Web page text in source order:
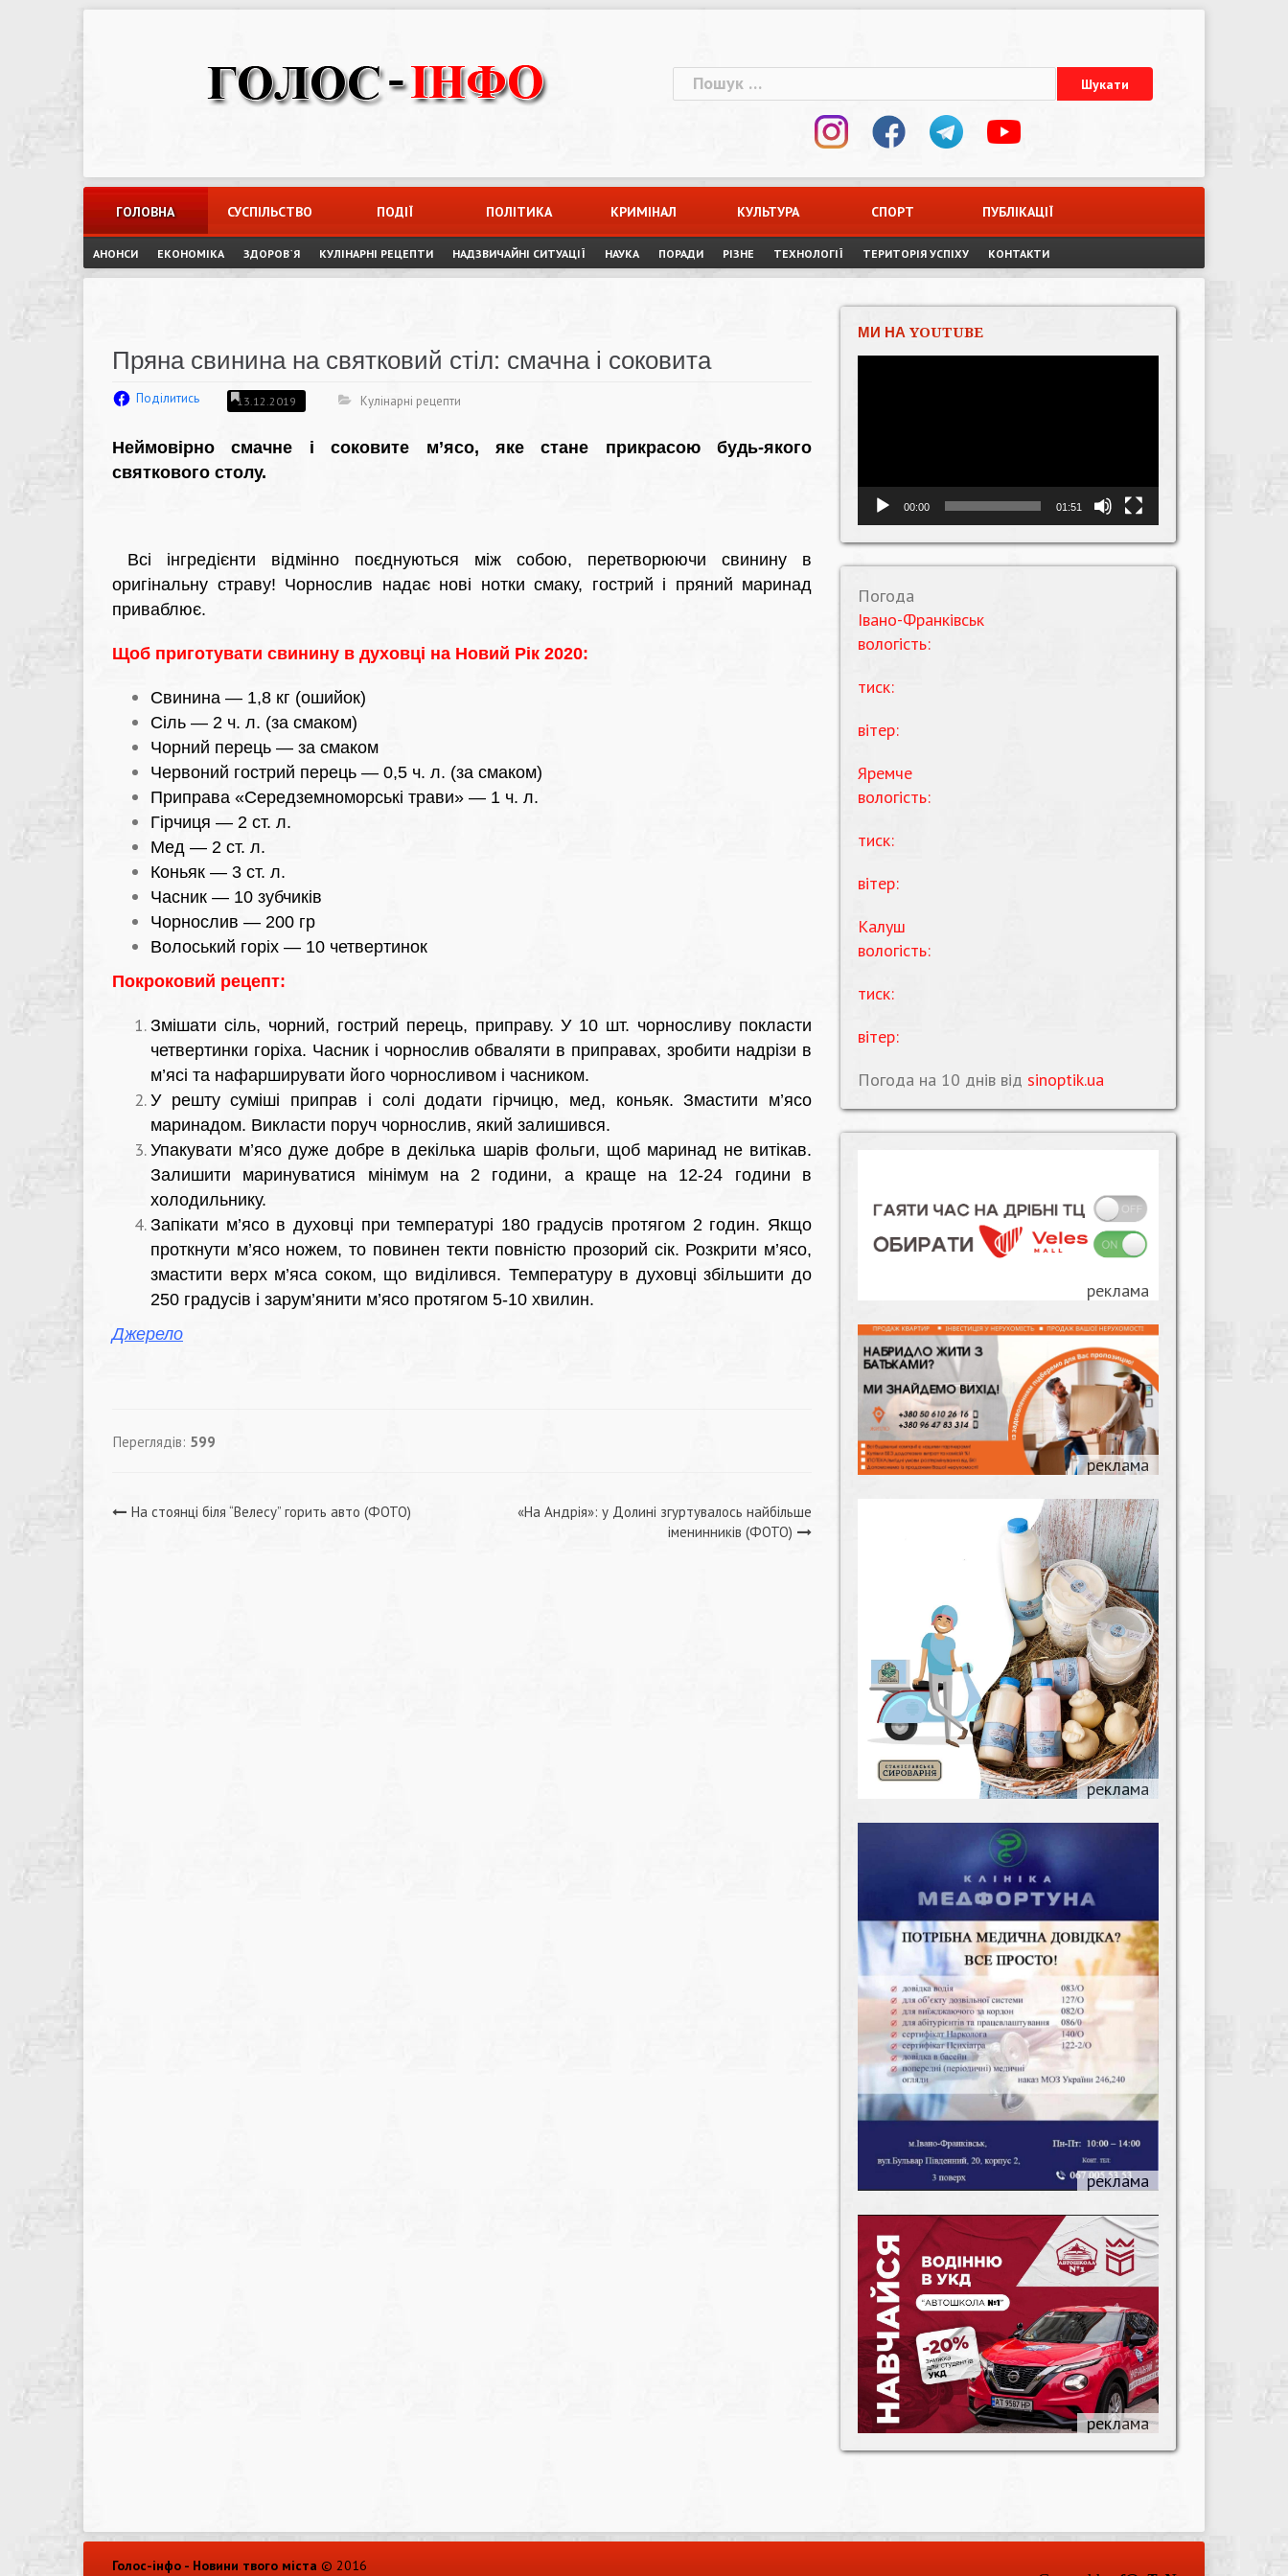
Пошук:
ГОЛОВНА СУСПІЛЬСТВО ПОДІЇ ПОЛІТИКА КРИМІНАЛ КУЛЬТУРА СПОРТ ПУБЛІКАЦІЇ
АНОНСИ ЕКОНОМІКА ЗДОРОВ`Я КУЛІНАРНІ РЕЦЕПТИ НАДЗВИЧАЙНІ СИТУАЦІЇ НАУКА ПОРАДИ РІЗНЕ ТЕХНОЛОГІЇ ТЕРИТОРІЯ УСПІХУ КОНТАКТИ
Пряна свинина на святковий стіл: смачна і соковита
Поділитись 13.12.2019 Кулінарні рецепти
Неймовірно смачне і соковите м’ясо, яке стане прикрасою будь-якого
святкового столу.
Всі інгредієнти відмінно поєднуються між собою, перетворюючи свинину в
оригінальну страву! Чорнослив надає нові нотки смаку, гострий і пряний маринад
приваблює.
Щоб приготувати свинину в духовці на Новий Рік 2020:
Свинина — 1,8 кг (ошийок)
Сіль — 2 ч. л. (за смаком)
Чорний перець — за смаком
Червоний гострий перець — 0,5 ч. л. (за смаком)
Приправа «Середземноморські трави» — 1 ч. л.
Гірчиця — 2 ст. л.
Мед — 2 ст. л.
Коньяк — 3 ст. л.
Часник — 10 зубчиків
Чорнослив — 200 гр
Волоський горіх — 10 четвертинок
Покроковий рецепт:
Змішати сіль, чорний, гострий перець, приправу. У 10 шт. чорносливу покласти
четвертинки горіха. Часник і чорнослив обваляти в приправах, зробити надрізи в
м’ясі та нафарширувати його чорносливом і часником.
У решту суміші приправ і солі додати гірчицю, мед, коньяк. Змастити м’ясо
маринадом. Викласти поруч чорнослив, який залишився.
Упакувати м’ясо дуже добре в декілька шарів фольги, щоб маринад не витікав.
Залишити маринуватися мінімум на 2 години, а краще на 12-24 години в
холодильнику.
Запікати м’ясо в духовці при температурі 180 градусів протягом 2 годин. Якщо
проткнути м’ясо ножем, то повинен текти повністю прозорий сік. Розкрити м’ясо,
змастити верх м’яса соком, що виділився. Температуру в духовці збільшити до
250 градусів і зарум’янити м’ясо протягом 5-10 хвилин.
Джерело
Переглядів: 599
Навігація
На стоянці біля “Велесу” горить авто (ФОТО)
«На Андрія»: у Долині згуртувалось найбільше
іменинників (ФОТО)
МИ НА YOUTUBE
00:00 01:51
Погода
Івано-Франківськ
вологість:
тиск:
вітер:
Яремче
вологість:
тиск:
вітер:
Калуш
вологість:
тиск:
вітер:
Погода на 10 днів від sinoptik.ua
Голос-інфо - Новини твого міста © 2016